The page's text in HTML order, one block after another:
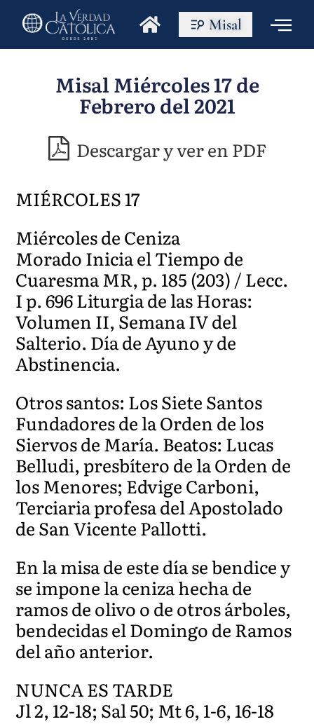
Misal
Misal Miércoles 17 de
Febrero del 2021
Descargar y ver en PDF
MIÉRCOLES 17
Miércoles de Ceniza
Morado Inicia el Tiempo de
Cuaresma MR, p. 185 (203) / Lecc.
I p. 696 Liturgia de las Horas:
Volumen II, Semana IV del
Salterio. Día de Ayuno y de
Abstinencia.
Otros santos: Los Siete Santos
Fundadores de la Orden de los
Siervos de María. Beatos: Lucas
Belludi, presbítero de la Orden de
los Menores; Edvige Carboni,
Terciaria profesa del Apostolado
de San Vicente Pallotti.
En la misa de este día se bendice y
se impone la ceniza hecha de
ramos de olivo o de otros árboles,
bendecidas el Domingo de Ramos
del año anterior.
NUNCA ES TARDE
Jl 2, 12-18; Sal 50; Mt 6, 1-6, 16-18